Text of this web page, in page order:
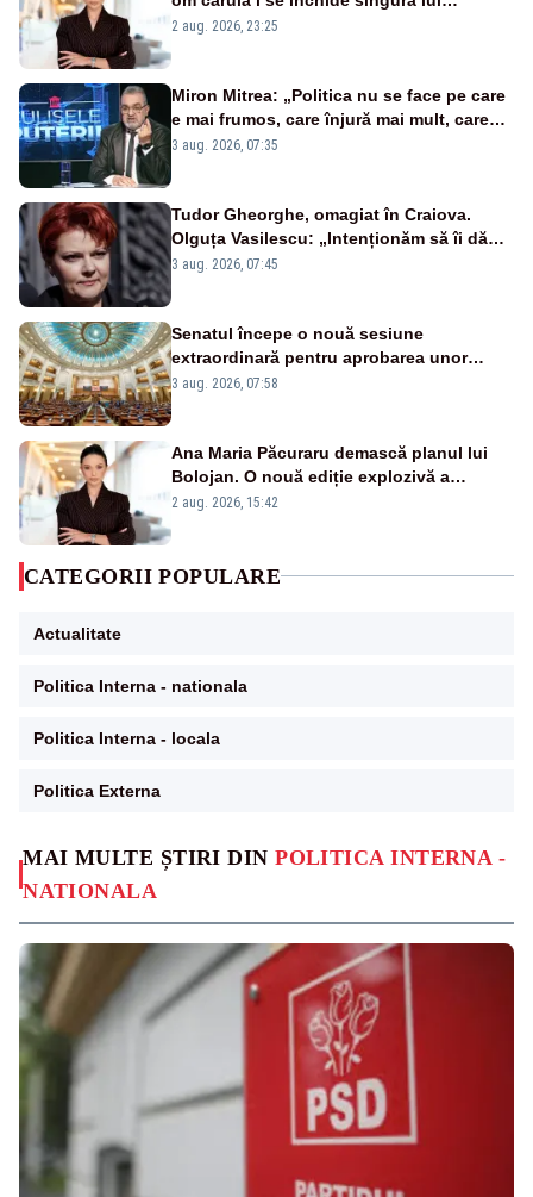
MAI MULTE ȘTIRI DINPOLITICA INTERNA -
NATIONALA
portiță?”
2 aug. 2026, 23:25
Miron Mitrea: „Politica nu se face pe care
e mai frumos, care înjură mai mult, care
țipă mai tare, ci pe proiecte”
3 aug. 2026, 07:35
Tudor Gheorghe, omagiat în Craiova.
Olguța Vasilescu: „Intenționăm să îi dăm
numele lui”
3 aug. 2026, 07:45
Senatul începe o nouă sesiune
extraordinară pentru aprobarea unor
jaloane din PNRR
3 aug. 2026, 07:58
Ana Maria Păcuraru demască planul lui
Bolojan. O nouă ediție explozivă a
emisiunii „Miza Zilei” la Realitatea PLUS
2 aug. 2026, 15:42
CATEGORII POPULARE
Actualitate
Politica Interna - nationala
Politica Interna - locala
Politica Externa